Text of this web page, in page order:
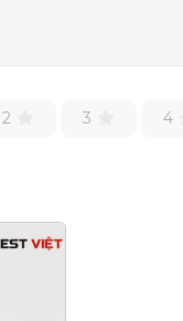
2 3 4